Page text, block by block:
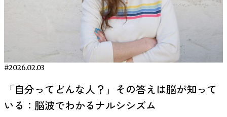
反応に関係する可能性が示されています。 音楽がもたらす
リラックス感は、音の速度、音色、リズム、音量などの複数
の要素によって左右されます。また、人が音楽をどのように
知覚し、どのような感情を抱くかは個人差も大きく、同じ楽
曲でも受け取られ方が異なることがあります。こうした理由
から、研究では音楽の物理的特徴と心理的評価の両方が分析
されています。 ここでは、これまでの研究でストレスやリ
ラックス状態との関連が指摘されている音楽の特徴について
紹介します。 リラックス状態と関連が報告されている音楽
モリには、言語情報を一時的に保持・処理する機能がありま
す。読解や文章作成では、この機能が継続的に使われていま
す。そこに歌詞という別の言語情報が加わると、同じ処理系
を同時に使うことになり、負荷が高まる可能性があります。
Perham & Currie（2014）の研究では、読解課題において歌
詞付き音楽条件の成績が低下する傾向が示されました。この
結果は、音楽が悪いというよりも、言語情報が重なることに
よる干渉を示唆しています。 一方で、数値入力や単純作業
のように言語処理をほとんど必要としない作業では、同様の
討されています。結果は一様ではなく、課題の種類によって
異なりました。言語処理を伴う課題では音楽が干渉する可能
性がある一方で、単純な作業課題では大きな悪影響が見られ
ない場合も報告されています。 これらの研究から言えるの
は、音楽や雑音がADHDの人にとって「常にプラス」でも
内容との相互作用の中で、条件によって効果が変わる可能性
がある、というのが現在の研究が示している範囲です。 な
す音の周波数とテンポとは？ 睡眠に適した音楽にはいくつ
かの共通する特徴があります。ひとつは「テンポ」です。一
般に、1分間に60〜80拍（BPM）程度のゆったりしたテンポ
の音楽を聴くと、副交感神経が優位になりやすいと言われて
います。これは心拍数が安静時に近いリズムになることと関
係していると考えられています。 また、音楽の周波数や構
成もリラックス効果に影響します。自然環境音やクラシック
楽曲の中には、脳が「1/f ゆらぎ」と呼ばれる心地よいリズ
ムを認識しやすいものがあり、これがさらにα波の増加につ
は、単なる気分転換ではありません。音楽は脳の神経活動に
直接的な影響を与え、脳の状態を変化させることが実証され
ています。実際、脳波をリアルタイムで計測可能なデバイス
を用いた研究では、聴取中の音楽が脳波パターンを変化さ
せ、集中やリラックスに関連する脳波成分を誘導する可能性
が報告されています。 参考：Kučikienė, D., & Praninskienė, R.
the brain. Acta Medica Lituanica, 25(2), 101–106.
https://pmc.ncbi.nlm.nih.gov/articles/PMC6130927/ ポイン
#2026.02.03
「自分ってどんな人？」その答えは脳が知って
いる：脳波でわかるナルシシズム